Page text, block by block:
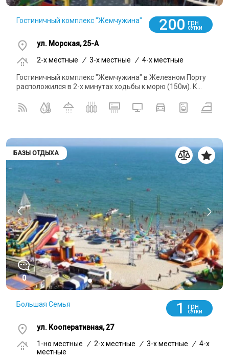
Гостиничный комплекс "Жемчужина" 200 грн
СУТКИ
ул. Морская, 25-А
2-x местные
/ 3-x местные / 4-x местные
Гостиничный комплекс "Жемчужина" в Железном Порту
расположился в 2-х минутах ходьбы к морю (150м). К...
БАЗЫ ОТДЫХА
0
Большая Семья 1 грн
СУТКИ
ул. Кооперативная, 27
1-но местные / 2-x местные / 3-x местные / 4-x
местные